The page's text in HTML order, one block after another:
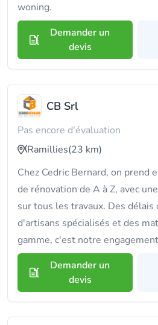
woning.
Demander un
devis
CB Srl
Pas encore d'évaluation
Ramillies(23 km)
Chez Cedric Bernard, on prend
de rénovation de A à Z, avec
sur tous les travaux. Des délais
d'artisans spécialisés et des
gamme, c'est notre
Demander un
devis